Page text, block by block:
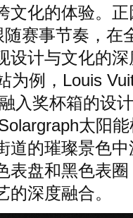
文化的体验。正
赛事节奏，在
设计与文化的深
为例，Louis
入奖杯箱的设
太阳
道的璀璨景色
表盘和黑色表
深度融合。